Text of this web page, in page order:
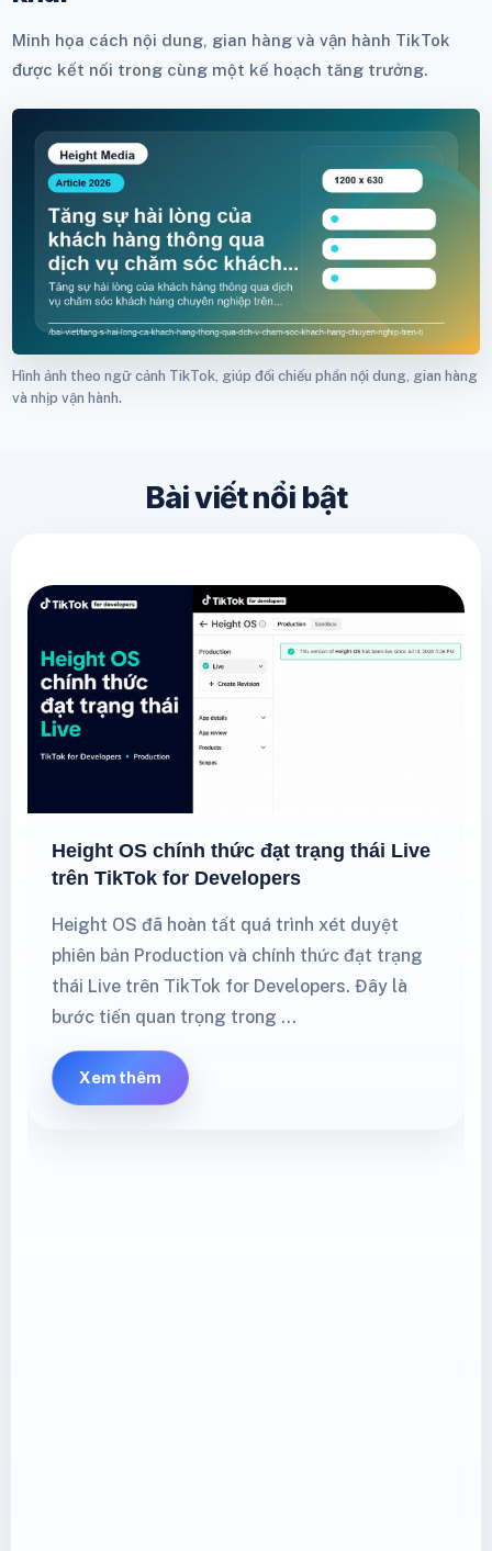
Minh họa cách nội dung, gian hàng và vận hành TikTok
được kết nối trong cùng một kế hoạch tăng trưởng.
Hình ảnh theo ngữ cảnh TikTok, giúp đối chiếu phần nội dung, gian hàng
và nhịp vận hành.
Bài viết nổi bật
Height OS chính thức đạt trạng thái Live
trên TikTok for Developers
Height OS đã hoàn tất quá trình xét duyệt
phiên bản Production và chính thức đạt trạng
thái Live trên TikTok for Developers. Đây là
bước tiến quan trọng trong …
Xem thêm